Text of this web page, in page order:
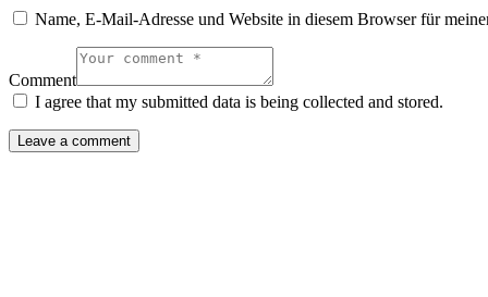
Name, E-Mail-Adresse und Website in diesem Browser für
Comment
I agree that my submitted data is being collected and stored.